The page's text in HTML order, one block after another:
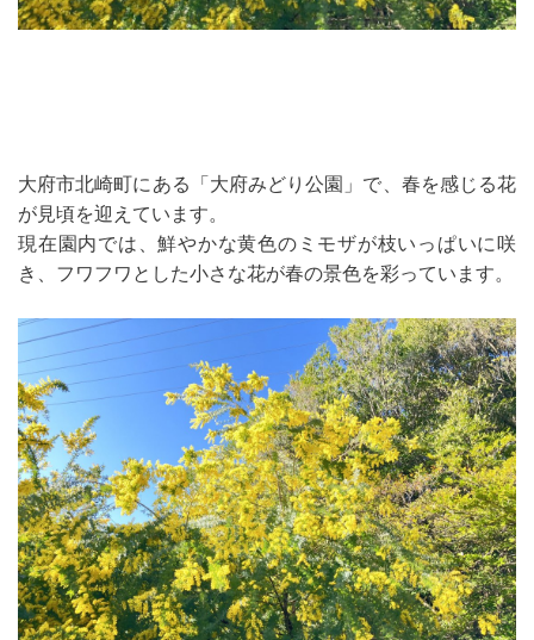
大府市北崎町にある「大府みどり公園」で、春を感じる花
が見頃を迎えています。
現在園内では、鮮やかな黄色のミモザが枝いっぱいに咲
き、フワフワとした小さな花が春の景色を彩っています。